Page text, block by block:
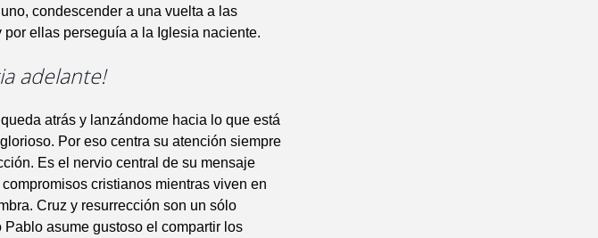
condescender a una vuelta a las
ellas perseguía a la Iglesia naciente.
adelante!
atrás y lanzándome hacia lo que está
Por eso centra su atención siempre
Es el nervio central de su mensaje
cristianos mientras viven en
Cruz y resurrección son un sólo
asume gustoso el compartir los